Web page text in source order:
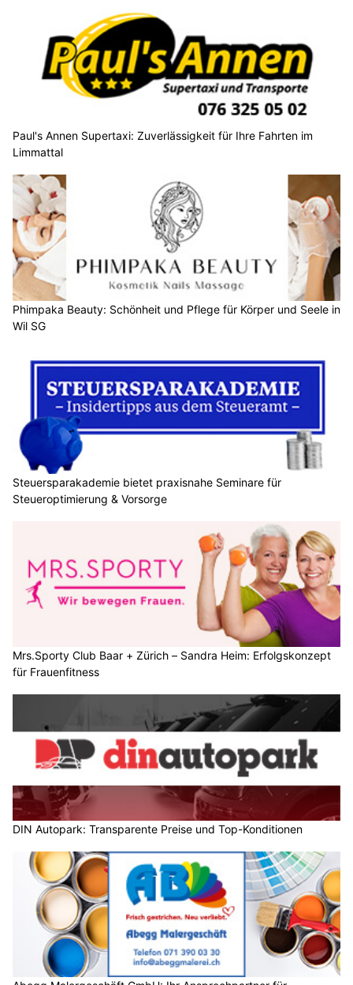
Paul's Annen Supertaxi: Zuverlässigkeit für Ihre Fahrten im
Limmattal
Phimpaka Beauty: Schönheit und Pflege für Körper und Seele in
Wil SG
Steuersparakademie bietet praxisnahe Seminare für
Steueroptimierung & Vorsorge
Mrs.Sporty Club Baar + Zürich – Sandra Heim: Erfolgskonzept
für Frauenfitness
DIN Autopark: Transparente Preise und Top-Konditionen